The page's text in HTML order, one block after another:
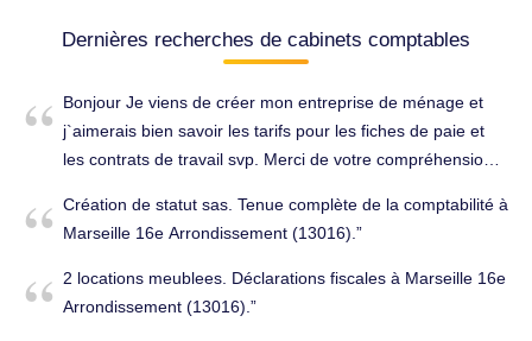
Dernières recherches de cabinets comptables
Bonjour Je viens de créer mon entreprise de ménage et
j`aimerais bien savoir les tarifs pour les fiches de paie et
les contrats de travail svp. Merci de votre compréhension.
Arrondissement (13016).
Création de statut sas. Tenue complète de la comptabilité à
Marseille 16e Arrondissement (13016).
2 locations meublees. Déclarations fiscales à Marseille 16e
Arrondissement (13016).